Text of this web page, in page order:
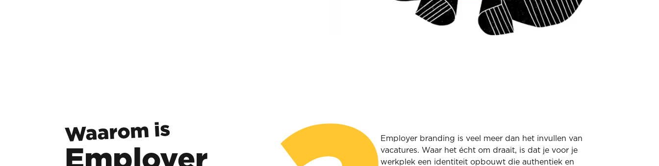
Waarom is
Employer
Employer branding is veel meer dan het invullen van
vacatures. Waar het écht om draait, is dat je voor je
werkplek een identiteit opbouwt die authentiek en